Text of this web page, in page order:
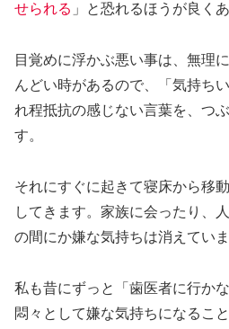
せられる 」と恐れるほうが良く
目覚めに浮かぶ悪い事は、無理
んどい時があるので、「気持ち
れ程抵抗の感じない言葉を、つ
す。
それにすぐに起きて寝床から移
してきます。家族に会ったり、
の間にか嫌な気持ちは消えていま
私も昔にずっと「歯医者に行か
悶々として嫌な気持ちになるこ